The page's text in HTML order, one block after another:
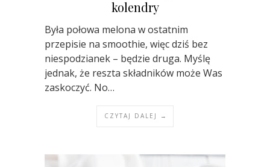
kolendry
Była połowa melona w ostatnim
przepisie na smoothie, więc dziś bez
niespodzianek – będzie druga. Myślę
jednak, że reszta składników może Was
zaskoczyć. No…
CZYTAJ DALEJ →